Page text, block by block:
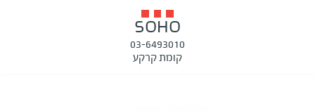
SOHO
03-6493010
קומת קרקע